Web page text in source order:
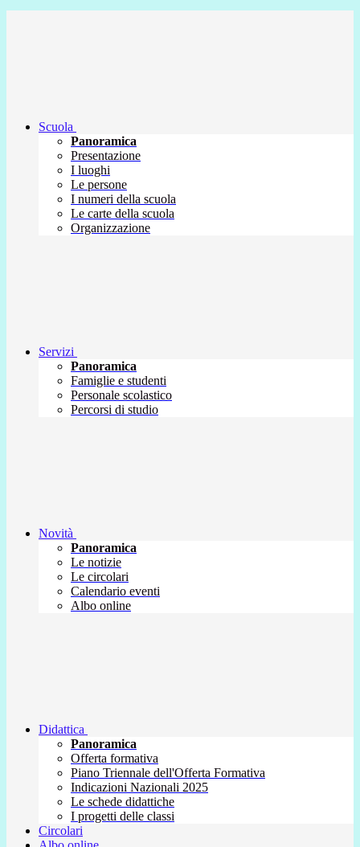
Scuola
Panoramica
Presentazione
I luoghi
Le persone
I numeri della scuola
Le carte della scuola
Organizzazione
Servizi
Panoramica
Famiglie e studenti
Personale scolastico
Percorsi di studio
Novità
Panoramica
Le notizie
Le circolari
Calendario eventi
Albo online
Didattica
Panoramica
Offerta formativa
Piano Triennale dell'Offerta Formativa
Indicazioni Nazionali 2025
Le schede didattiche
I progetti delle classi
Circolari